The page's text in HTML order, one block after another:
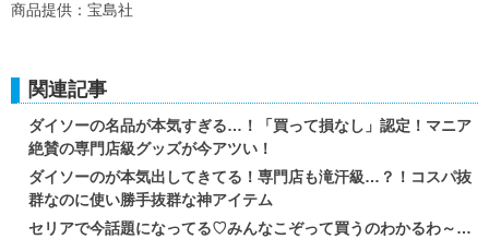
商品提供：宝島社
関連記事
ダイソーの名品が本気すぎる…！「買って損なし」認定！マニア
絶賛の専門店級グッズが今アツい！
ダイソーのが本気出してきてる！専門店も滝汗級…？！コスパ抜
群なのに使い勝手抜群な神アイテム
セリアで今話題になってる♡みんなこぞって買うのわかるわ～…